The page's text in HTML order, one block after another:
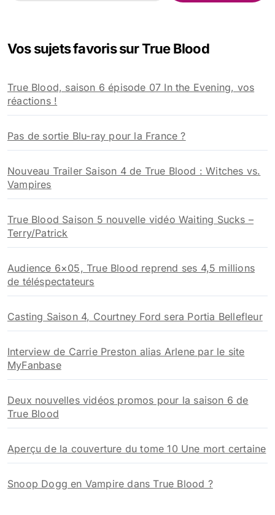
r
e
r
Vos sujets favoris sur True Blood
True Blood, saison 6 épisode 07 In the Evening, vos
réactions !
Pas de sortie Blu-ray pour la France ?
Nouveau Trailer Saison 4 de True Blood : Witches vs.
Vampires
True Blood Saison 5 nouvelle vidéo Waiting Sucks –
Terry/Patrick
Audience 6×05, True Blood reprend ses 4,5 millions
de téléspectateurs
Casting Saison 4, Courtney Ford sera Portia Bellefleur
Interview de Carrie Preston alias Arlene par le site
MyFanbase
Deux nouvelles vidéos promos pour la saison 6 de
True Blood
Aperçu de la couverture du tome 10 Une mort certaine
Snoop Dogg en Vampire dans True Blood ?